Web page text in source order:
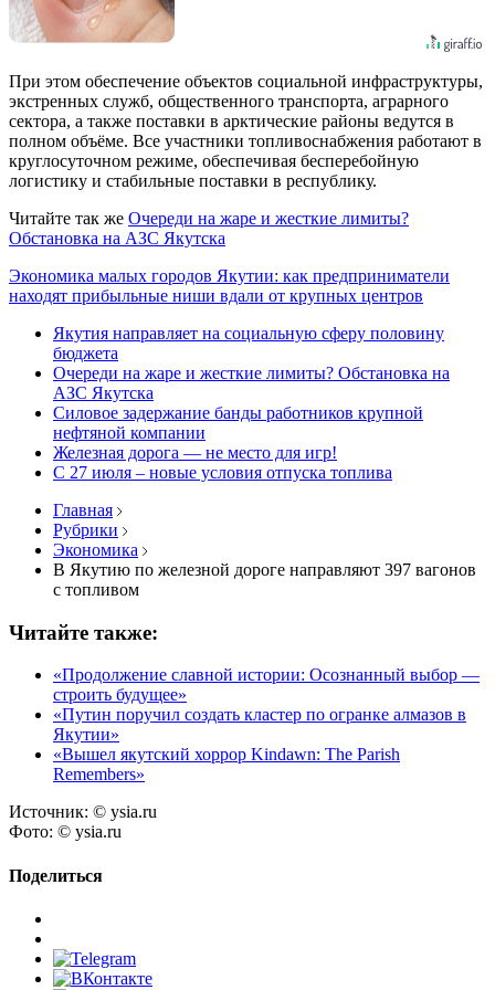
При этом обеспечение объектов социальной инфраструктуры,
экстренных служб, общественного транспорта, аграрного
сектора, а также поставки в арктические районы ведутся в
полном объёме. Все участники топливоснабжения работают в
круглосуточном режиме, обеспечивая бесперебойную
логистику и стабильные поставки в республику.
Читайте так же Очереди на жаре и жесткие лимиты?
Обстановка на АЗС Якутска
Экономика малых городов Якутии: как предприниматели
находят прибыльные ниши вдали от крупных центров
Якутия направляет на социальную сферу половину
бюджета
Очереди на жаре и жесткие лимиты? Обстановка на
АЗС Якутска
Силовое задержание банды работников крупной
нефтяной компании
Железная дорога — не место для игр!
С 27 июля – новые условия отпуска топлива
Главная
Рубрики
Экономика
В Якутию по железной дороге направляют 397 вагонов
с топливом
Читайте также:
«Продолжение славной истории: Осознанный выбор —
строить будущее»
«Путин поручил создать кластер по огранке алмазов в
Якутии»
«Вышел якутский хоррор Kindawn: The Parish
Remembers»
Источник: © ysia.ru
Фото: © ysia.ru
Поделиться